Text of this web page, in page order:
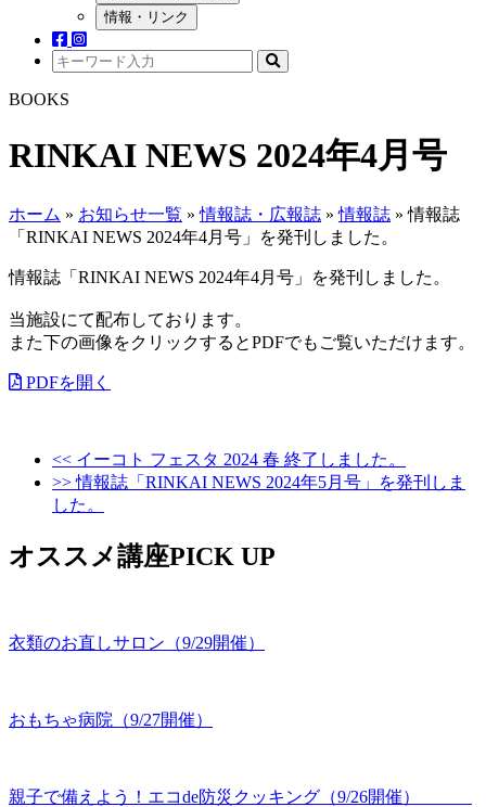
情報・リンク
BOOKS
RINKAI NEWS 2024年4月号
ホーム » お知らせ一覧 »情報誌・広報誌 »情報誌 »情報誌
「RINKAI NEWS 2024年4月号」を発刊しました。
情報誌「RINKAI NEWS 2024年4月号」を発刊しました。
当施設にて配布しております。
また下の画像をクリックするとPDFでもご覧いただけます。
PDFを開く
<< イーコト フェスタ 2024 春 終了しました。
>> 情報誌「RINKAI NEWS 2024年5月号」を発刊しま
した。
オススメ講座PICK UP
衣類のお直しサロン（9/29開催）
おもちゃ病院（9/27開催）
親子で備えよう！エコde防災クッキング（9/26開催）